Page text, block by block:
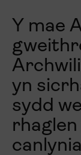
Y mae
yn
sydd